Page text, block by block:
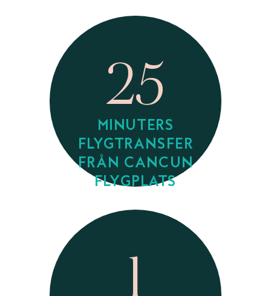
25
MINUTERS
FLYGTRANSFER
FRÅN CANCUN
FLYGPLATS
1